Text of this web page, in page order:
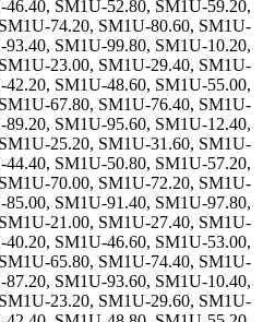
46.40, SM1U-52.80, SM1U-59.20,
SM1U-74.20, SM1U-80.60, SM1U-
93.40, SM1U-99.80, SM1U-10.20,
SM1U-23.00, SM1U-29.40, SM1U-
42.20, SM1U-48.60, SM1U-55.00,
SM1U-67.80, SM1U-76.40, SM1U-
89.20, SM1U-95.60, SM1U-12.40,
SM1U-25.20, SM1U-31.60, SM1U-
44.40, SM1U-50.80, SM1U-57.20,
SM1U-70.00, SM1U-72.20, SM1U-
85.00, SM1U-91.40, SM1U-97.80,
SM1U-21.00, SM1U-27.40, SM1U-
40.20, SM1U-46.60, SM1U-53.00,
SM1U-65.80, SM1U-74.40, SM1U-
87.20, SM1U-93.60, SM1U-10.40,
SM1U-23.20, SM1U-29.60, SM1U-